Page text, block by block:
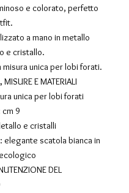
e colorato, perfetto
a mano in metallo
e cristallo.
misura unica per lobi forati.
MISURE E MATERIALI
unica per lobi forati
cm 9
e cristalli
elegante scatola bianca in
DEL